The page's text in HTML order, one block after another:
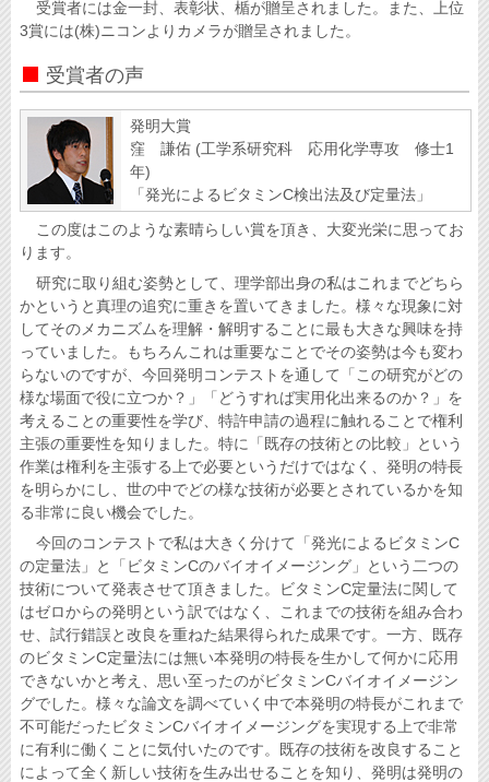
受賞者には金一封、表彰状、楯が贈呈されました。また、上位
3賞には(株)ニコンよりカメラが贈呈されました。
受賞者の声
発明大賞
窪 謙佑 (工学系研究科 応用化学専攻 修士1
年)
「発光によるビタミンC検出法及び定量法」
この度はこのような素晴らしい賞を頂き、大変光栄に思ってお
ります。
研究に取り組む姿勢として、理学部出身の私はこれまでどちら
かというと真理の追究に重きを置いてきました。様々な現象に対
してそのメカニズムを理解・解明することに最も大きな興味を持
っていました。もちろんこれは重要なことでその姿勢は今も変わ
らないのですが、今回発明コンテストを通して「この研究がどの
様な場面で役に立つか？」「どうすれば実用化出来るのか？」を
考えることの重要性を学び、特許申請の過程に触れることで権利
主張の重要性を知りました。特に「既存の技術との比較」という
作業は権利を主張する上で必要というだけではなく、発明の特長
を明らかにし、世の中でどの様な技術が必要とされているかを知
る非常に良い機会でした。
今回のコンテストで私は大きく分けて「発光によるビタミンC
の定量法」と「ビタミンCのバイオイメージング」という二つの
技術について発表させて頂きました。ビタミンC定量法に関して
はゼロからの発明という訳ではなく、これまでの技術を組み合わ
せ、試行錯誤と改良を重ねた結果得られた成果です。一方、既存
のビタミンC定量法には無い本発明の特長を生かして何かに応用
できないかと考え、思い至ったのがビタミンCバイオイメージン
グでした。様々な論文を調べていく中で本発明の特長がこれまで
不可能だったビタミンCバイオイメージングを実現する上で非常
に有利に働くことに気付いたのです。既存の技術を改良すること
によって全く新しい技術を生み出せることを知り、発明は発明の